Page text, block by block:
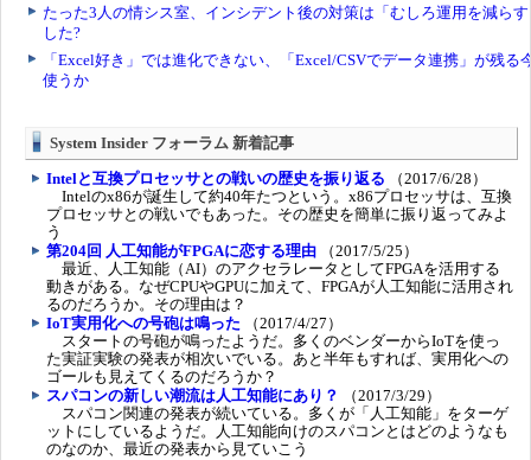
System Insider フォーラム 新着記事
Intelと互換プロセッサとの戦いの歴史を振り返る （2017/6/28）
Intelのx86が誕生して約40年たつという。x86プロセッサは、互換
プロセッサとの戦いでもあった。その歴史を簡単に振り返ってみよ
う
第204回 人工知能がFPGAに恋する理由 （2017/5/25）
最近、人工知能（AI）のアクセラレータとしてFPGAを活用する
動きがある。なぜCPUやGPUに加えて、FPGAが人工知能に活用され
るのだろうか。その理由は？
IoT実用化への号砲は鳴った （2017/4/27）
スタートの号砲が鳴ったようだ。多くのベンダーからIoTを使っ
た実証実験の発表が相次いでいる。あと半年もすれば、実用化への
ゴールも見えてくるのだろうか？
スパコンの新しい潮流は人工知能にあり？
（2017/3/29）
スパコン関連の発表が続いている。多くが「人工知能」をターゲ
ットにしているようだ。人工知能向けのスパコンとはどのようなも
のなのか、最近の発表から見ていこう